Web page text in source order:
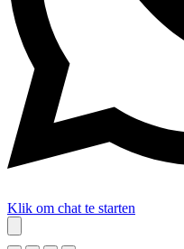
Klik om chat te starten